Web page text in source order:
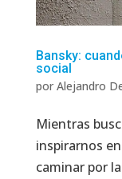
Bansky:
social
por Alejandro
Mientras
inspirarnos
caminar por